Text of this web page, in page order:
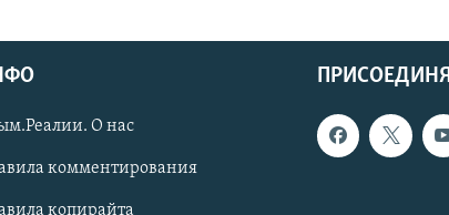
О нас
комментирования
копирайта